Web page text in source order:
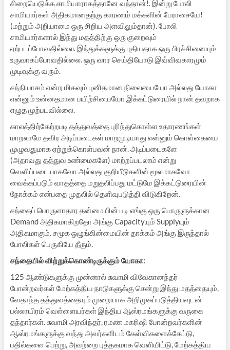
சிறையெடுக்க சாமியாராகத்தானே வந்தான்!. இன்று போலி
சாமியார்கள் அதிகமானதற்கு காரணம் மக்களின் பேராசையே!
(மற்றும் அறியாமை ஒரு சிறிய அளவிலும்தான்). போலி
சாமியார்களால் இந்து மதத்திற்கு ஒரு குறைவும்
ஏற்படப்போவதில்லை. இந்துக்களுக்கு புதியதாக ஒரு பிரச்சினையும்
உருவாகப்போவதில்லை. ஒரு வார செய்தியோடு இவ்விவகாரமும்
முடிவுக்கு வரும்.
சந்நியாசம் என்ற மிகவும் புனிதமான நிலையையோ அல்லது யோகா
என்னும் உன்னதமான பயிற்சியையோ இக்கட்டுரையில் நான் தவறாக
எழுத முற்படவில்லை.
காலத்திற்கேற்றபடி தத்துவத்தை புரிந்துகொள்ள உதாரணங்கள்
மாறலாமே தவிர அடிப்படைகள் மாறமுடியாது என்னும் கொள்கையை
முழுவதுமாக ஏற்றுக்கொள்பவன் நான். அடிப்படைகளே
(அதாவது தத்துவ உண்மைகளே) மாற்றப்படலாம் என்று
வெளிப்படையாகவோ அல்லது குறியீடுகளின் மூலமாகவோ
வைக்கப்படும் வாதத்தை மறுதலிப்பது மட்டுமே இக்கட்டுரையின்
நோக்கம் என்பதை முதலில் தெளிவுபடுத்தி விடுகிறேன்.
சந்தைப் பொருளாதார தன்மையின் படி எங்கு ஒரு பொருளுக்கான
Demand அதிகமாகிறதோ அங்கு Capacityயும் Supplyயும்
அதிகமாகும். சமூக ஒழுங்கின்மையின் தாக்கம் அங்கு இருந்தால்
போலிகள் பெருகியே தீரும்.
சந்தையில் விற்றுக்கொண்டிருக்கும் யோகா:
125 ஆண்டுகளுக்கு முன்னால் சுவாமி விவேகானந்தர்
போன்றவர்கள் மேற்கத்திய நாடுகளுக்கு சென்று இந்து மதத்தையும்,
வேதாந்த தத்துவத்தையும் முறையாக அறிமுகப்படுத்தியவுடன்
பல்லாயிரம் வெள்ளையர்கள் இந்திய ஆஸ்ரமங்களுக்கு வருகை
தந்தார்கள். சுவாமி அரவிந்தர், ரமண மகரிஷி போன்றவர்களின்
ஆஸ்ரமங்களுக்கு வந்து அவர்களிடம் கேள்விகளைக்கேட்டு,
பதில்களை பெற்று, அவற்றை புத்தகமாக வெளியிட்டு, மேற்கத்திய